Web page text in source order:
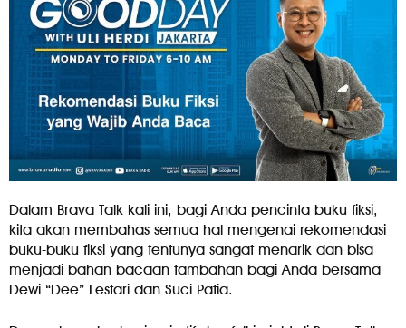
Dalam Brava Talk kali ini, bagi Anda pencinta buku fiksi,
kita akan membahas semua hal mengenai rekomendasi
buku-buku fiksi yang tentunya sangat menarik dan bisa
menjadi bahan bacaan tambahan bagi Anda bersama
Dewi “Dee” Lestari dan Suci Patia.